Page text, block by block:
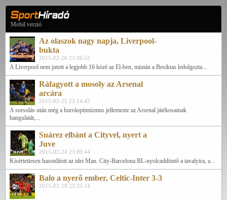
Mobil verzió
Az olaszok nagy napja, Liverpool-
bukta
2015-02-26 23:36:52
A Liverpool nem jutott a legjobb 16 közé az El-ben, miután a Besiktas ledolgozta...
Ráfagyott a mosoly az Arsenal
arcára
2015-02-25 23:14:43
A sorsolás után még a hurráoptimizmus jellemezte az Arsenal játékosainak
hangulatát,...
Suárez elbánt a Cityvel, nyert a
Juve
2015-02-24 23:09:44
Kísértetiesen hasonlított az idei Man. City-Barcelona BL-nyolcaddöntő a tavalyira, a...
Balo a nyerő ember, Celtic-Inter 3-3
2015-02-19 23:35:14